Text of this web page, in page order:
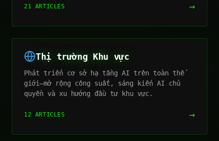
21 ARTICLES →
Thị trường Khu vực
Phát triển cơ sở hạ tầng AI trên toàn thế
giới—mở rộng công suất, sáng kiến AI chủ
quyền và xu hướng đầu tư khu vực.
12 ARTICLES →